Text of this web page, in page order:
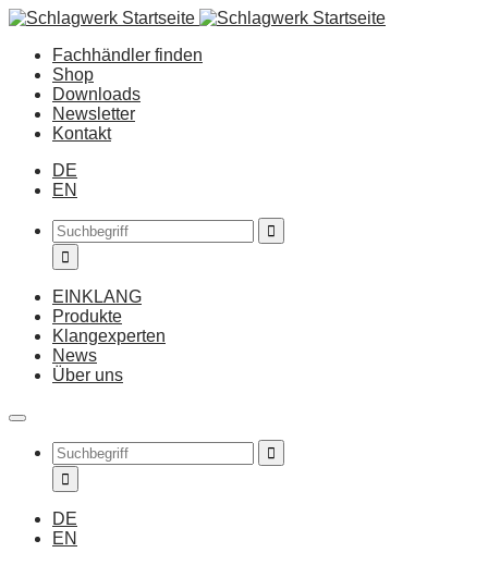
Fachhändler finden
Shop
Downloads
Newsletter
Kontakt
DE
EN
EINKLANG
Produkte
Klangexperten
News
Über uns
DE
EN